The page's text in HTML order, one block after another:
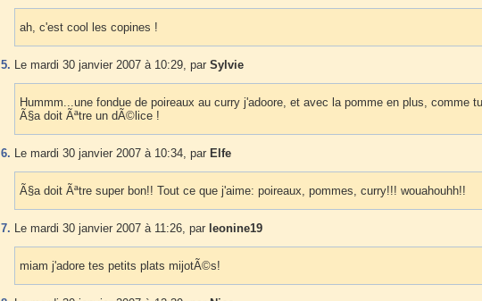
ah, c'est cool les copines !
5. Le mardi 30 janvier 2007 à 10:29, par Sylvie
Hummm...une fondue de poireaux au curry j'adoore, et avec la pomme en plus, comme
Ã§a doit Ãªtre un dÃ©lice !
6. Le mardi 30 janvier 2007 à 10:34, par Elfe
Ã§a doit Ãªtre super bon!! Tout ce que j'aime: poireaux, pommes, curry!!! wouahouhh!!
7. Le mardi 30 janvier 2007 à 11:26, par leonine19
miam j'adore tes petits plats mijotÃ©s!